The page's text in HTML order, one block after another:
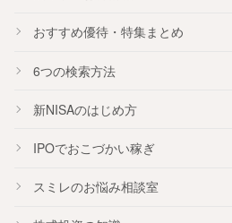
おすすめ優待・ 特集まとめ
6つの検索方法
新NISAのはじめ方
IPOでおこづかい稼ぎ
スミレのお悩み相談室